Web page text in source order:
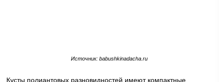
Источник: babushkinadacha.ru
Кусты полиантовых разновидностей имеют компактные